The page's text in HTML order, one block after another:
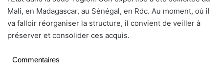
Mali, en Madagascar, au Sénégal, en Rdc. Au moment, où il
va falloir réorganiser la structure, il convient de veiller à
préserver et consolider ces acquis.
Commentaires